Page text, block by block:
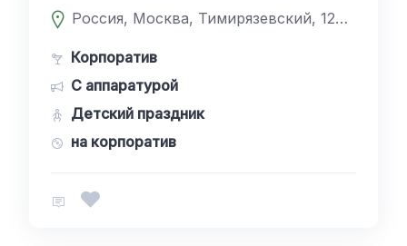
Россия, Москва, Тимирязевский, 127238, Дмитровское шоссе 81
Корпоратив
С аппаратурой
Детский праздник
на корпоратив